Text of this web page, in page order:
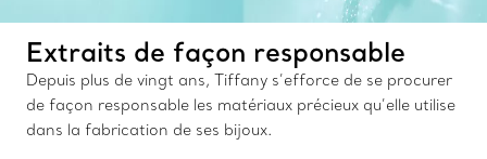
Extraits de façon responsable
Depuis plus de vingt ans, Tiffany s’efforce de se procurer
de façon responsable les matériaux précieux qu’elle utilise
dans la fabrication de ses bijoux.